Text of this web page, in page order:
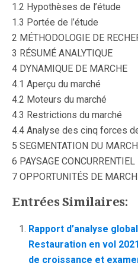
1.2 Hypothèses de l’étude
1.3 Portée de l’étude
2 MÉTHODOLOGIE DE
3 RÉSUMÉ ANALYTIQUE
4 DYNAMIQUE DE MARCHE
4.1 Aperçu du marché
4.2 Moteurs du marché
4.3 Restrictions du marché
4.4 Analyse des cinq forces
5 SEGMENTATION DU
6 PAYSAGE CONCURRENTIEL
7 OPPORTUNITÉS DE
Entrées Similaires:
Rapport d’analyse
Restauration en vol
de croissance et